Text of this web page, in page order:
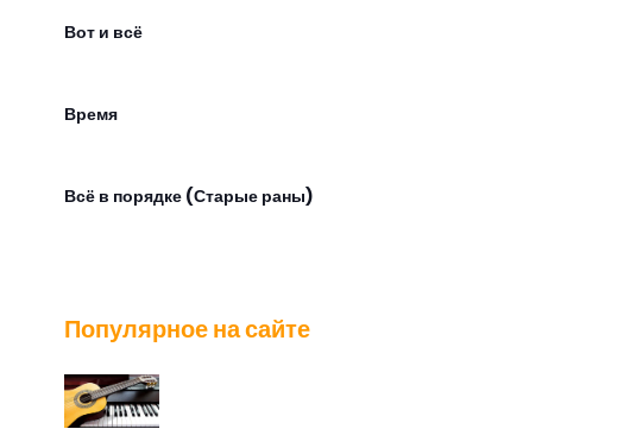
Вот и всё
Время
Всё в порядке (Старые раны)
Популярное на сайте